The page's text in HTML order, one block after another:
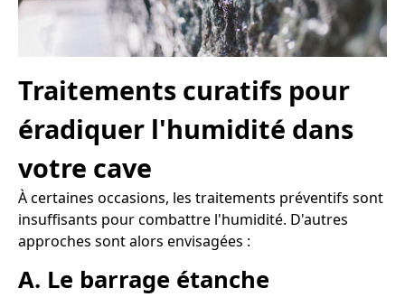
Traitements curatifs pour
éradiquer l'humidité dans
votre cave
À certaines occasions, les traitements préventifs sont
insuffisants pour combattre l'humidité. D'autres
approches sont alors envisagées :
A. Le barrage étanche